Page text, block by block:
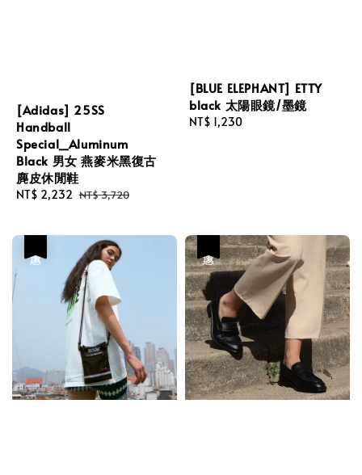
[Adidas] 25SS
Handball
Special_Aluminum
Black 男女 燕麥米黑復古
麂皮休閒鞋
Sale
NT$ 2,232 Regular
NT$ 3,720
[BLUE ELEPHANT] ETTY
black 太陽眼鏡/墨鏡
Regular
NT$ 1,230